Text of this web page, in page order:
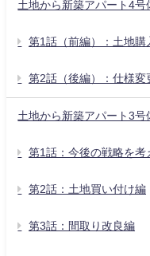
土地から新築アパート4号
第1話（前編）：土地購
第2話（後編）：仕様変
土地から新築アパート3号
第1話：今後の戦略を考
第2話：土地買い付け編
第3話：間取り改良編